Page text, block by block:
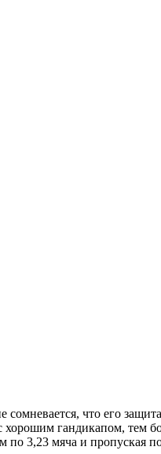
что его
гандикапом, тем
по 3,23 мяча и пропуская